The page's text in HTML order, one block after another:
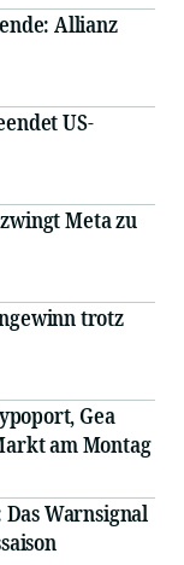
Allianz
US-
Meta zu
trotz
Gea
am Montag
Warnsignal